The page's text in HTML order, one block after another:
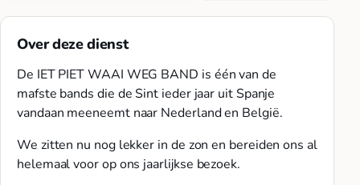
Over deze dienst
De IET PIET WAAI WEG BAND is één van de
mafste bands die de Sint ieder jaar uit Spanje
vandaan meeneemt naar Nederland en België.
We zitten nu nog lekker in de zon en bereiden ons al
helemaal voor op ons jaarlijkse bezoek.